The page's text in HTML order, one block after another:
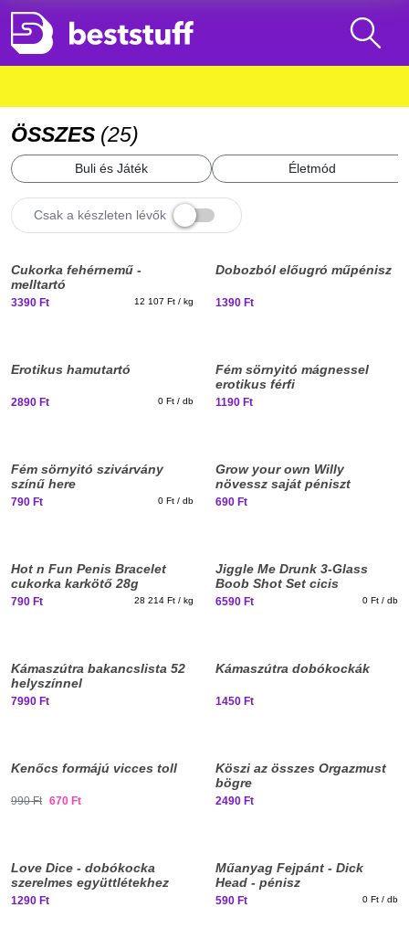
ÖSSZES (25)
Buli és Játék Életmód
Csak a készleten lévők
Elég nagy vagy már
Cukorka fehérnemű -
melltartó
3390 Ft 12 107 Ft / kg
Dobozból előugró műpénisz
1390 Ft
Erotikus hamutartó
2890 Ft 0 Ft / db
Fém sörnyitó mágnessel
erotikus férfi
1190 Ft
Fém sörnyitó szivárvány
színű here
790 Ft 0 Ft / db
Grow your own Willy
növessz saját péniszt
690 Ft
Hot n Fun Penis Bracelet
cukorka karkötő 28g
790 Ft 28 214 Ft / kg
Jiggle Me Drunk 3-Glass
Boob Shot Set cicis
felespohár szett
6590 Ft 0 Ft / db
Kámaszútra bakancslista 52
helyszínnel
7990 Ft
Kámaszútra dobókockák
1450 Ft
Kenőcs formájú vicces toll
990 Ft 670 Ft
Köszi az összes Orgazmust
bögre
2490 Ft
Love Dice - dobókocka
szerelmes együttlétekhez
1290 Ft
Műanyag Fejpánt - Dick
Head - pénisz
590 Ft 0 Ft / db